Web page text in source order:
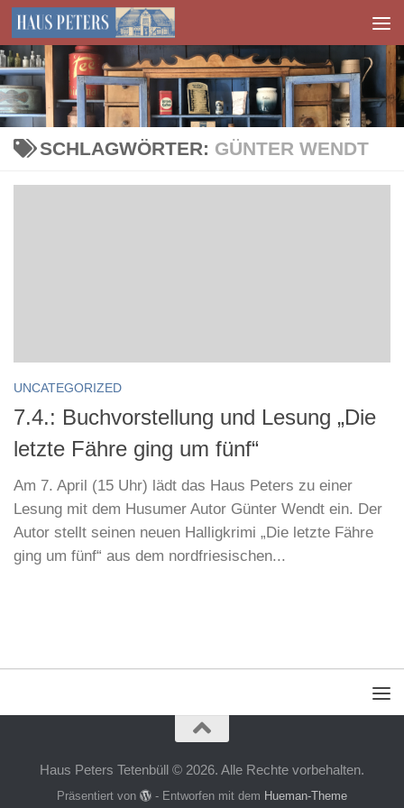
Zum Inhalt springen
SCHLAGWÖRTER: GÜNTER WENDT
UNCATEGORIZED
7.4.: Buchvorstellung und Lesung „Die
letzte Fähre ging um fünf“
Am 7. April (15 Uhr) lädt das Haus Peters zu einer
Lesung mit dem Husumer Autor Günter Wendt ein. Der
Autor stellt seinen neuen Halligkrimi „Die letzte Fähre
ging um fünf“ aus dem nordfriesischen...
Haus Peters Tetenbüll © 2026. Alle Rechte vorbehalten.
Präsentiert von - Entworfen mit dem Hueman-Theme